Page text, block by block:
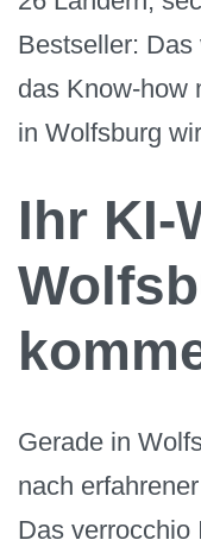
Bestseller:
das Know-how
in Wolfsburg
Ihr KI-
Gerade in
nach
Das verrocchio